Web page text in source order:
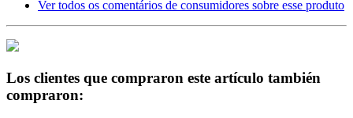
Ver todos os comentários de consumidores sobre esse produto
Los clientes que compraron este artículo también
compraron: